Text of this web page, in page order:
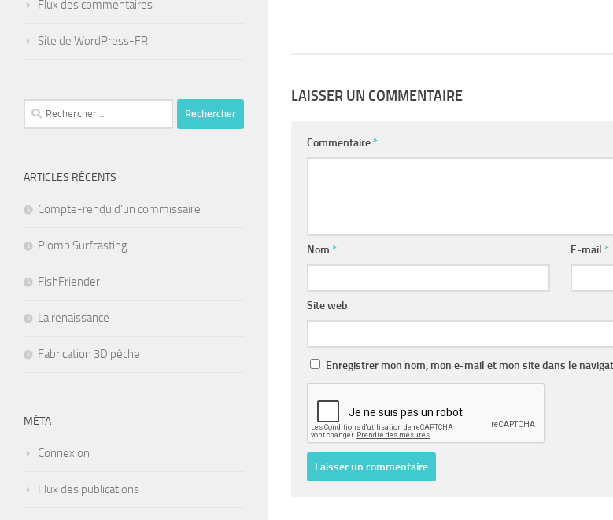
LAISSER UN COMMENTAIRE
Commentaire *
Nom * E-mail *
Site web
Enregistrer mon nom, mon e-mail et mon site dans le
Flux des commentaires
Site de WordPress-FR
Rechercher :
ARTICLES RÉCENTS
Compte-rendu d’un commissaire
Plomb Surfcasting
FishFriender
La renaissance
Fabrication 3D pêche
MÉTA
Connexion
Flux des publications